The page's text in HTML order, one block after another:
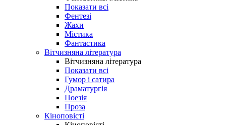
Показати всі
Фентезі
Жахи
Містика
Фантастика
Вітчизняна література
Вітчизняна література
Показати всі
Гумор і сатира
Драматургія
Поезія
Проза
Кіноповісті